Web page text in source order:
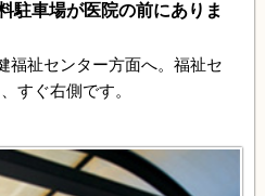
駐車場が医院の前にありま
福祉センター方面へ。福祉セ
すぐ右側です。